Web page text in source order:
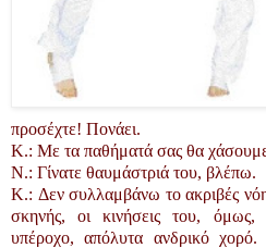
προσέχτε! Πονάει.
K.: Με τα παθήματά σας θα
N.: Γίνατε θαυμάστριά του, βλέπω.
K.: Δεν συλλαμβάνω το ακριβές
σκηνής, οι κινήσεις του, όμως,
υπέροχο, απόλυτα ανδρικό χορό.